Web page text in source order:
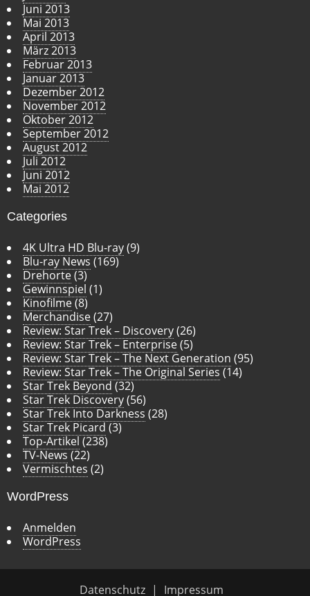
Juni 2013
Mai 2013
April 2013
März 2013
Februar 2013
Januar 2013
Dezember 2012
November 2012
Oktober 2012
September 2012
August 2012
Juli 2012
Juni 2012
Mai 2012
Categories
4K Ultra HD Blu-ray(9)
Blu-ray News (169)
Drehorte(3)
Gewinnspiel (1)
Kinofilme(8)
Merchandise(27)
Review: Star Trek – Discovery(26)
Review: Star Trek – Enterprise(5)
Review: Star Trek – The Next Generation (95)
Review: Star Trek – The Original Series (14)
Star Trek Beyond (32)
Star Trek Discovery(56)
Star Trek Into Darkness (28)
Star Trek Picard (3)
Top-Artikel (238)
TV-News (22)
Vermischtes (2)
WordPress
Anmelden
WordPress
Datenschutz Impressum